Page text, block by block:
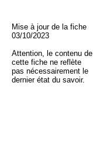
Mise à jour de la fiche
03/10/2023
Attention, le contenu de
cette fiche ne reflète
pas nécessairement le
dernier état du savoir.